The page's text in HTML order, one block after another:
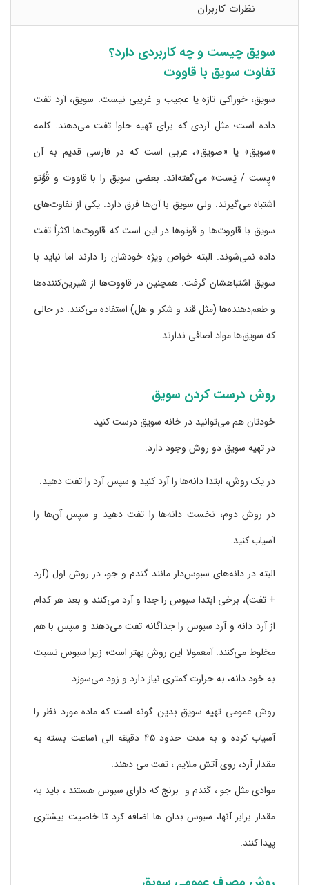
نظرات کاربران
سویق چیست و چه کاربردی دارد؟
تفاوت سویق با قاووت
سویق، خوراکی تازه یا عجیب و غریبی نیست. سویق، آرد تفت
داده است؛ مثل آردی که برای تهیه حلوا تفت می‌دهند. کلمه
«سویق» یا «صویق»، عربی است که در فارسی قدیم به آن
«پِست / پَست» می‌گفته‌اند. بعضی سویق را با قاووت و قُوَّتو
اشتباه می‌گیرند. ولی سویق با آن‌ها فرق دارد. یکی از تفاوت‌های
سویق با قاووت‌ها و قوتوها در این است که قاووت‌ها اکثراً تفت‌
داده نمی‌شوند. البته خواص ویژه خودشان را دارند اما نباید با
سویق اشتباهشان گرفت. همچنین در قاووت‌ها از شیرین‌کننده‌ها
و طعم‌دهند‌ه‌ها (مثل قند و شکر و هل) استفاده می‌کنند. در حالی
که سویق‌ها مواد اضافی ندارند.
روش درست کردن سویق
خودتان هم می‌توانید در خانه سویق درست کنید
در تهیه سویق دو روش وجود دارد:
در یک روش، ابتدا دانه‌ها را آرد کنید و سپس آرد را تفت دهید.
در روش دوم، نخست دانه‌ها را تفت دهید و سپس آن‌ها را
آسیاب کنید.
البته در دانه‌های سبوس‌دار مانند گندم و جو، در روش اول (آرد
+ تفت)، برخی ابتدا سبوس را جدا و آرد می‌کنند و بعد هر کدام
از آرد دانه و آرد سبوس را جداگانه تفت می‌دهند و سپس با هم
مخلوط می‌کنند. آمعمولا این روش بهتر است؛ زیرا سبوس نسبت
به خود دانه، به حرارت کمتری نیاز دارد و زود می‌سوزد.
روش عمومی تهیه سویق بدین گونه است که ماده مورد نظر را
آسیاب کرده و به مدت حدود 45 دقیقه الی 1ساعت بسته به
مقدار آرد، روی آتش ملایم ، تفت می دهند.
موادی مثل جو ، گندم و برنج که دارای سبوس هستند ، باید به
مقدار برابر آنها، سبوس بدان ها اضافه کرد تا خاصیت بیشتری
پیدا کنند.